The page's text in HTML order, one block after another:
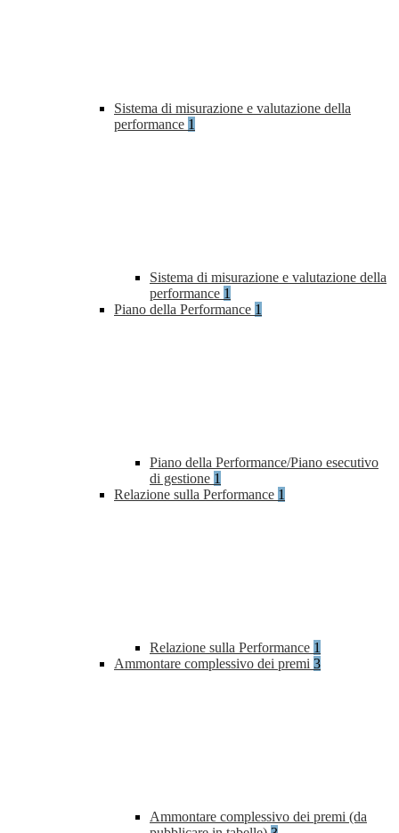
Sistema di misurazione e valutazione della
performance 1
Sistema di misurazione e valutazione della
performance 1
Piano della Performance 1
Piano della Performance/Piano esecutivo
di gestione 1
Relazione sulla Performance 1
Relazione sulla Performance 1
Ammontare complessivo dei premi 3
Ammontare complessivo dei premi (da